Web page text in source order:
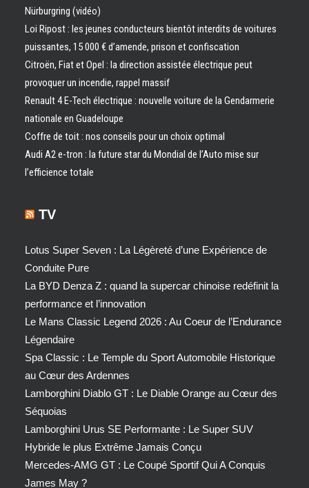
Nürburgring (vidéo)
Loi Ripost : les jeunes conducteurs bientôt interdits de voitures
puissantes, 15 000 € d’amende, prison et confiscation
Citroën, Fiat et Opel : la direction assistée électrique peut
provoquer un incendie, rappel massif
Renault 4 E-Tech électrique : nouvelle voiture de la Gendarmerie
nationale en Guadeloupe
Coffre de toit : nos conseils pour un choix optimal
Audi A2 e-tron : la future star du Mondial de l’Auto mise sur
l’efficience totale
TV
Lotus Super Seven : La Légèreté d’une Expérience de
Conduite Pure
La BYD Denza Z : quand la supercar chinoise redéfinit la
performance et l’innovation
Le Mans Classic Legend 2026 : Au Coeur de l’Endurance
Légendaire
Spa Classic : Le Temple du Sport Automobile Historique
au Cœur des Ardennes
Lamborghini Diablo GT : Le Diable Orange au Cœur des
Séquoias
Lamborghini Urus SE Performante : Le Super SUV
Hybride le plus Extrême Jamais Conçu
Mercedes-AMG GT : Le Coupé Sportif Qui A Conquis
James May ?